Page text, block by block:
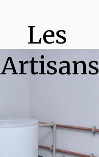
Les
Artisans